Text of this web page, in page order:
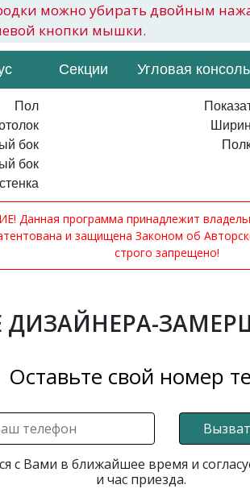
можно убирать двойным
кнопки мышки.
Секции Угловая консоль
Пол
бок
бок
Данная программа принадлежит
и защищена Законом об
строго запрещено!
ДИЗАЙНЕРА-
Оставьте свой номер
с Вами в ближайшее время и
и час приезда.